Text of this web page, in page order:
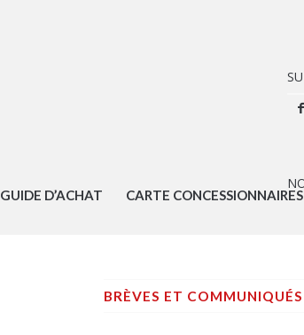
GUIDE D’ACHAT CARTE CONCESSIONNAIRES
BRÈVES ET COMMUNIQUÉS